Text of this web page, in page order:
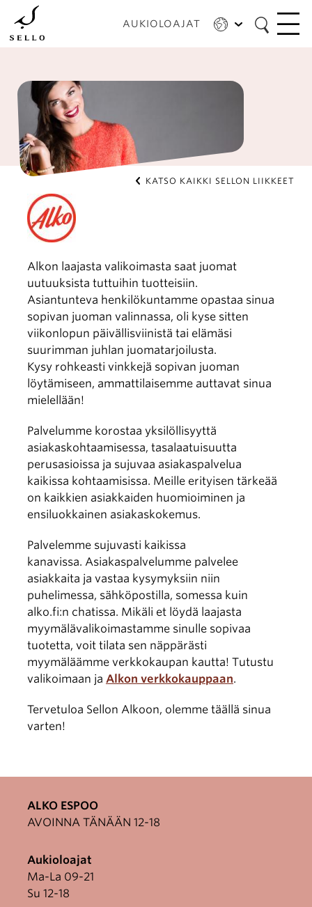
Hyppää
pääsisältöön
AUKIOLOAJAT
KATSO KAIKKI SELLON LIIKKEET
Alkon laajasta valikoimasta saat juomat
uutuuksista tuttuihin tuotteisiin.
Asiantunteva henkilökuntamme opastaa sinua
sopivan juoman valinnassa, oli kyse sitten
viikonlopun päivällisviinistä tai elämäsi
suurimman juhlan juomatarjoilusta.
Kysy rohkeasti vinkkejä sopivan juoman
löytämiseen, ammattilaisemme auttavat sinua
mielellään!
Palvelumme korostaa yksilöllisyyttä
asiakaskohtaamisessa, tasalaatuisuutta
perusasioissa ja sujuvaa asiakaspalvelua
kaikissa kohtaamisissa. Meille erityisen tärkeää
on kaikkien asiakkaiden huomioiminen ja
ensiluokkainen asiakaskokemus.
Palvelemme sujuvasti kaikissa
kanavissa. Asiakaspalvelumme palvelee
asiakkaita ja vastaa kysymyksiin niin
puhelimessa, sähköpostilla, somessa kuin
alko.fi:n chatissa. Mikäli et löydä laajasta
myymälävalikoimastamme sinulle sopivaa
tuotetta, voit tilata sen näppärästi
myymäläämme verkkokaupan kautta! Tutustu
valikoimaan ja Alkon verkkokauppaan.
Tervetuloa Sellon Alkoon, olemme täällä sinua
varten!
ALKO ESPOO
AVOINNA TÄNÄÄN 12-18
Aukioloajat
Ma-La 09-21
Su 12-18